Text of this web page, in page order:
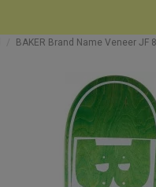
BAKER Brand Name Veneer JF